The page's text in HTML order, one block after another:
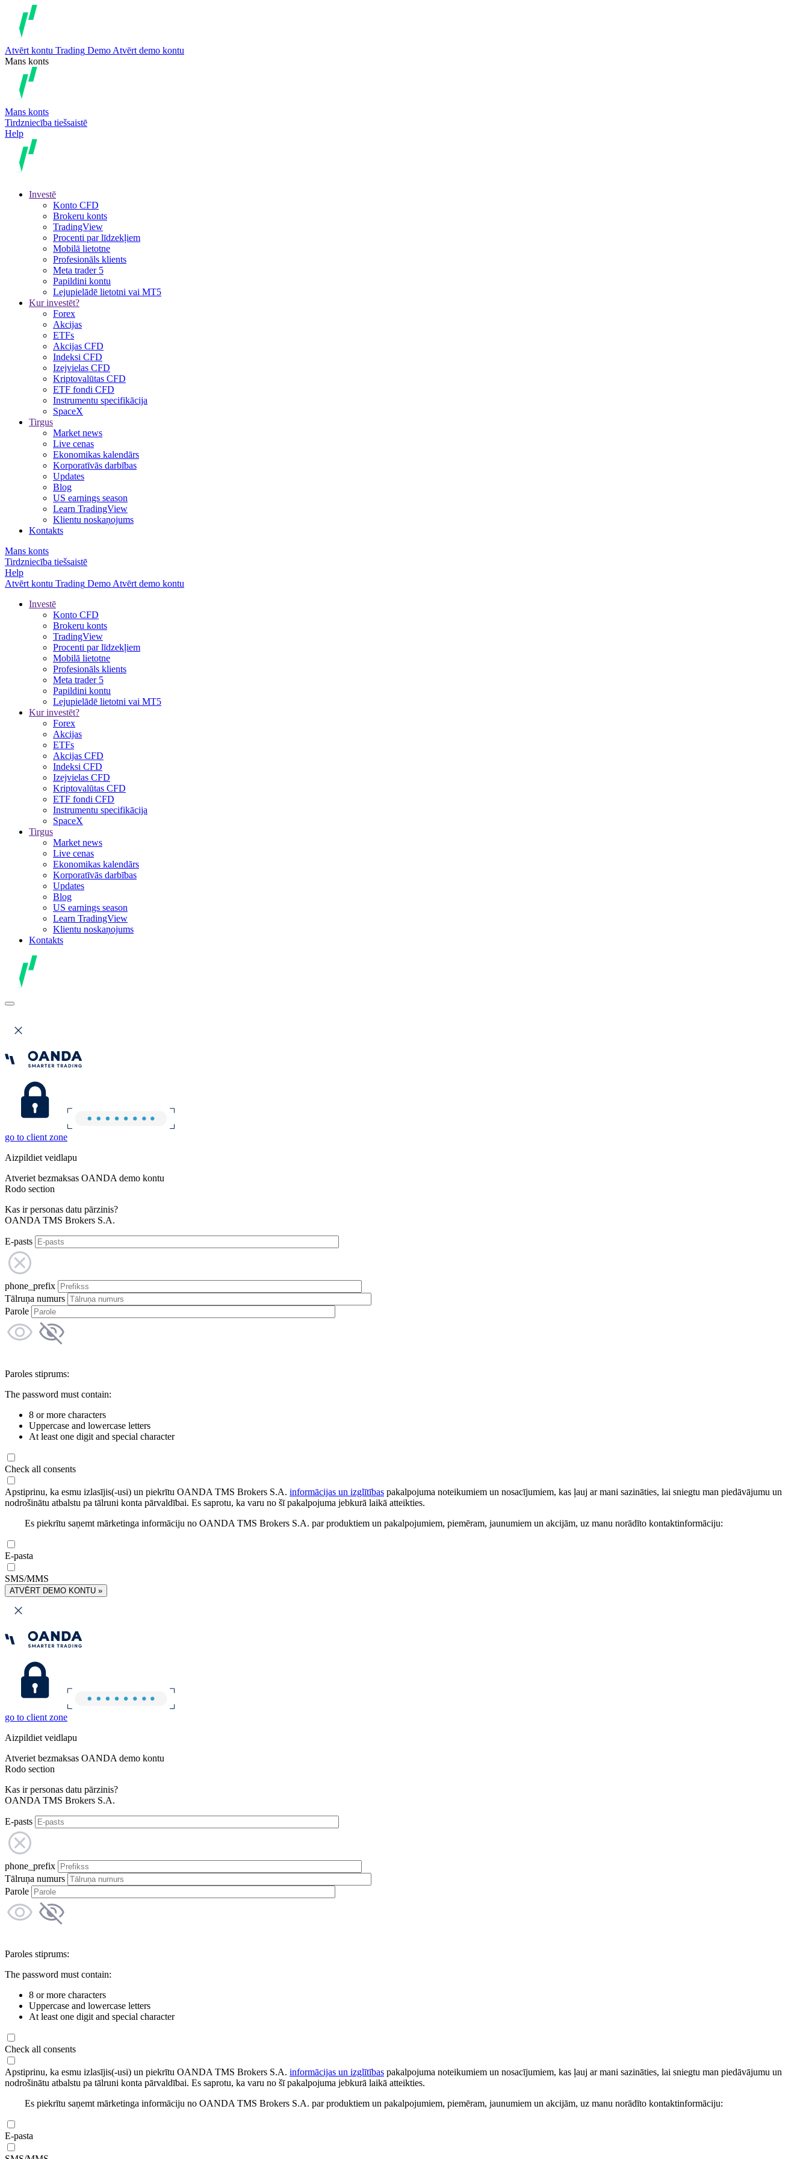
Atvērt kontu Trading Demo Atvērt demo kontu
Mans konts
Mans konts
Tirdzniecība tiešsaistē
Help
Investē
Konto CFD
Brokeru konts
TradingView
Procenti par līdzekļiem
Mobilā lietotne
Profesionāls klients
Meta trader 5
Papildini kontu
Lejupielādē lietotni vai MT5
Kur investēt?
Forex
Akcijas
ETFs
Akcijas CFD
Indeksi CFD
Izejvielas CFD
Kriptovalūtas CFD
ETF fondi CFD
Instrumentu specifikācija
SpaceX
Tirgus
Market news
Live cenas
Ekonomikas kalendārs
Korporatīvās darbības
Updates
Blog
US earnings season
Learn TradingView
Klientu noskaņojums
Kontakts
Mans konts
Tirdzniecība tiešsaistē
Help
Atvērt kontu Trading Demo Atvērt demo kontu
Investē
Konto CFD
Brokeru konts
TradingView
Procenti par līdzekļiem
Mobilā lietotne
Profesionāls klients
Meta trader 5
Papildini kontu
Lejupielādē lietotni vai MT5
Kur investēt?
Forex
Akcijas
ETFs
Akcijas CFD
Indeksi CFD
Izejvielas CFD
Kriptovalūtas CFD
ETF fondi CFD
Instrumentu specifikācija
SpaceX
Tirgus
Market news
Live cenas
Ekonomikas kalendārs
Korporatīvās darbības
Updates
Blog
US earnings season
Learn TradingView
Klientu noskaņojums
Kontakts
go to client zone
Aizpildiet veidlapu
Atveriet bezmaksas OANDA demo kontu
Rodo section
Kas ir personas datu pārzinis?
OANDA TMS Brokers S.A.
E-pasts
phone_prefix
Tālruņa numurs
Parole
Paroles stiprums:
The password must contain:
8 or more characters
Uppercase and lowercase letters
At least one digit and special character
Check all consents
Apstiprinu, ka esmu izlasījis(-usi) un piekrītu OANDA TMS Brokers S.A. informācijas un izglītības pakalpojuma noteikumiem un nosacījumiem, kas ļauj ar mani sazināties, lai sniegtu man piedāvājumu un
nodrošinātu atbalstu pa tālruni konta pārvaldībai. Es saprotu, ka varu no šī pakalpojuma jebkurā laikā atteikties.
Es piekrītu saņemt mārketinga informāciju no OANDA TMS Brokers S.A. par produktiem un pakalpojumiem, piemēram, jaunumiem un akcijām, uz manu norādīto kontaktinformāciju:
E-pasta
SMS/MMS
ATVĒRT DEMO KONTU »
go to client zone
Aizpildiet veidlapu
Atveriet bezmaksas OANDA demo kontu
Rodo section
Kas ir personas datu pārzinis?
OANDA TMS Brokers S.A.
E-pasts
phone_prefix
Tālruņa numurs
Parole
Paroles stiprums:
The password must contain:
8 or more characters
Uppercase and lowercase letters
At least one digit and special character
Check all consents
Apstiprinu, ka esmu izlasījis(-usi) un piekrītu OANDA TMS Brokers S.A. informācijas un izglītības pakalpojuma noteikumiem un nosacījumiem, kas ļauj ar mani sazināties, lai sniegtu man piedāvājumu un
nodrošinātu atbalstu pa tālruni konta pārvaldībai. Es saprotu, ka varu no šī pakalpojuma jebkurā laikā atteikties.
Es piekrītu saņemt mārketinga informāciju no OANDA TMS Brokers S.A. par produktiem un pakalpojumiem, piemēram, jaunumiem un akcijām, uz manu norādīto kontaktinformāciju:
E-pasta